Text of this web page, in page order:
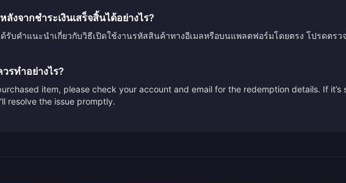
งจากชำระเงินเสร็จสิ้นได้อย่างไร?
รับคำแนะนำเกี่ยวกับวิธีเปิดใช้งานรหัสสินค้าทางอีเมลหรือบนแพลตฟอร์มโดยตรง โปรดตร
รทำอย่างไร?
item, please check your account and email for the redemption details. If
resolve the issue promptly.